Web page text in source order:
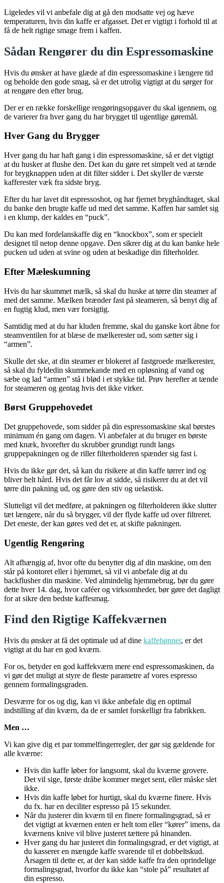
Ligeledes vil vi anbefale dig at gå den modsatte vej og hæve
temperaturen, hvis din kaffe er afgasset. Det er vigtigt i forhold til at
få de helt rigtige smage frem i kaffen.
Sådan Rengører du din Espressomaskine
Hvis du ønsker at have glæde af din espressomaskine i længere tid
og beholde den gode smag, så er det utrolig vigtigt at du sørger for
at rengøre den efter brug.
Der er en række forskellige rengøringsopgaver du skal igennem, og
de varierer fra hver gang du har brygget til ugentlige gøremål.
Hver Gang du Brygger
Hver gang du har haft gang i din espressomaskine, så er det vigtigt
at du husker at flushe den. Det kan du gøre ret simpelt ved at tænde
for brygknappen uden at dit filter sidder i. Det skyller de værste
kafferester væk fra sidste bryg.
Efter du har lavet dit espressoshot, og har fjernet bryghåndtaget, skal
du banke den brugte kaffe ud med det samme. Kaffen har samlet sig
i en klump, der kaldes en “puck”.
Du kan med fordelanskaffe dig en “knockbox”, som er specielt
designet til netop denne opgave. Den sikrer dig at du kan banke hele
pucken ud uden at svine og uden at beskadige din filterholder.
Efter Mæleskumning
Hvis du har skummet mælk, så skal du huske at tørre din steamer af
med det samme. Mælken brænder fast på steameren, så benyt dig af
en fugtig klud, men vær forsigtig.
Samtidig med at du har kluden fremme, skal du ganske kort åbne for
steamventilen for at blæse de mælkerester ud, som sætter sig i
“armen”.
Skulle det ske, at din steamer er blokeret af fastgroede mælkerester,
så skal du fyldedin skummekande med en opløsning af vand og
sæbe og lad “armen” stå i blød i et stykke tid. Prøv herefter at tænde
for steameren og gentag hvis det ikke virker.
Børst Gruppehovedet
Det gruppehovede, som sidder på din espressomaskine skal børstes
minimum én gang om dagen. Vi anbefaler at du bruger en børste
med knæk, hvorefter du skrubber grundigt rundt langs
gruppepakningen og de riller filterholderen spænder sig fast i.
Hvis du ikke gør det, så kan du risikere at din kaffe tørrer ind og
bliver helt hård. Hvis det får lov at sidde, så risikerer du at det vil
tørre din pakning ud, og gøre den stiv og uelastisk.
Slutteligt vil det medføre, at pakningen og filterholderen ikke slutter
tæt længere, når du så brygger, vil der flyde kaffe ud over filtreret.
Det eneste, der kan gøres ved det er, at skifte pakningen.
Ugentlig Rengøring
Alt afhængig af, hvor ofte du benytter dig af din maskine, om den
står på kontoret eller i hjemmet, så vil vi anbefale dig at du
backflusher din maskine. Ved almindelig hjemmebrug, bør du gøre
dette hver 14. dag, hvor caféer og virksomheder, bør gøre det dagligt
for at sikre den bedste kaffesmag.
Find den Rigtige Kaffekværnen
Hvis du ønsker at få det optimale ud af dine kaffebønner, er det
vigtigt at du har en god kværn.
For os, betyder en god kaffekværn mere end espressomaskinen, da
vi gør det muligt at styre de fleste parametre af vores espresso
gennem formalingsgraden.
Desværre for os og dig, kan vi ikke anbefale dig en optimal
indstilling af din kværn, da de er samlet forskelligt fra fabrikken.
Men …
Vi kan give dig et par tommelfingerregler, der gør sig gældende for
alle kværne:
Hvis din kaffe løber for langsomt, skal du kværne grovere.
Det vil sige, første dråbe kommer meget sent, eller måske slet
ikke.
Hvis din kaffe løbet for hurtigt, skal du kværne finere. Hvis
du fx. har en deciliter espresso på 15 sekunder.
Når du justerer din kværn til en finere formalingsgrad, så er
det vigtigt at kværnen enten er helt tom eller “kører” imens, da
kværnens knive vil blive justeret tættere på hinanden.
Hver gang du har justeret din formalingsgrad, er det vigtigt, at
du kasserer en mængde kaffe svarende til et dobbeltskud.
Årsagen til dette er, at der kan sidde kaffe fra den oprindelige
formalingsgrad, hvorfor du ikke kan “stole på” resultatet af
din espresso.